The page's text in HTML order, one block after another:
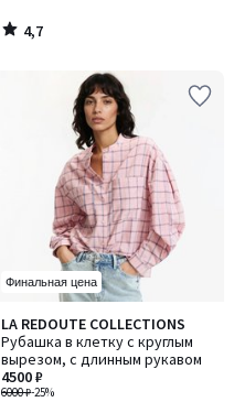
4,7
/
Финальная цена
LA REDOUTE COLLECTIONS
Рубашка в клетку с круглым
вырезом, с длинным рукавом
6000 ₽-25%
4500 ₽
5
/
5